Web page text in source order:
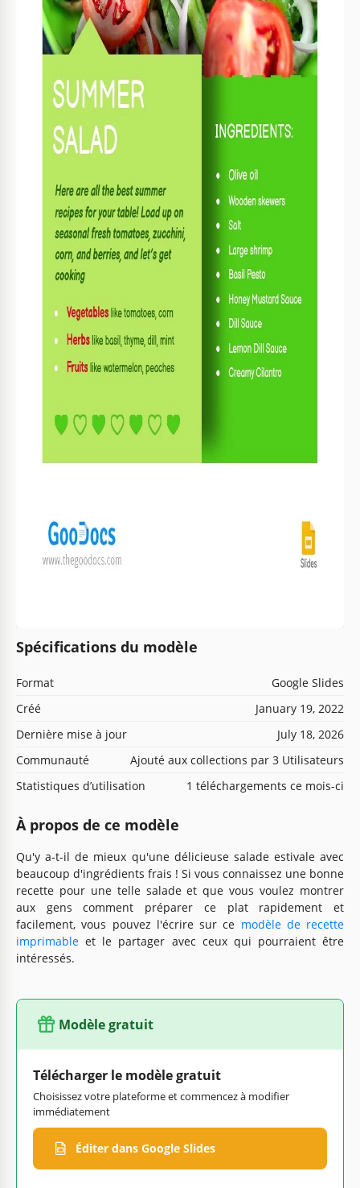
Spécifications du modèle
Format
Google Slides
Créé
January 19, 2022
Dernière mise à jour
July 18, 2026
Communauté
Ajouté aux collections par 3 Utilisateurs
Statistiques d’utilisation
1 téléchargements ce mois-ci
À propos de ce modèle
Qu'y a-t-il de mieux qu'une délicieuse salade estivale avec
beaucoup d'ingrédients frais ! Si vous connaissez une bonne
recette pour une telle salade et que vous voulez montrer
aux gens comment préparer ce plat rapidement et
facilement, vous pouvez l'écrire sur ce modèle de recette
imprimable et le partager avec ceux qui pourraient être
intéressés.
Modèle gratuit
Télécharger le modèle gratuit
Choisissez votre plateforme et commencez à modifier
immédiatement
Éditer dans Google Slides